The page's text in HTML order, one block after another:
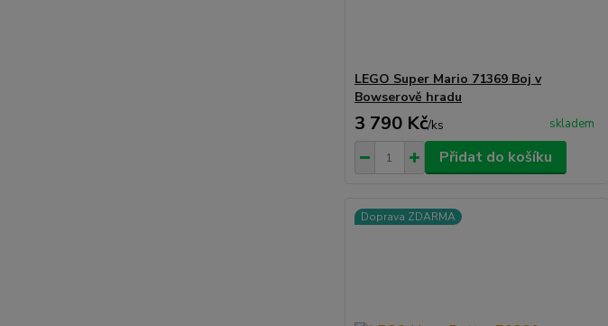
LEGO Super Mario 71369 Boj v
Bowserově hradu
3 790 Kč/ks skladem
Přidat do košíku
Doprava ZDARMA